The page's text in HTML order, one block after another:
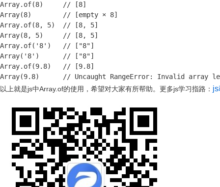
Array.of(8)     // [8]
Array(8)        // [empty × 8]
Array.of(8, 5)  // [8, 5]
Array(8, 5)     // [8, 5]
Array.of('8')   // ["8"]
Array('8')      // ["8"]
Array.of(9.8)   // [9.8]
Array(9.8)      // Uncaught RangeError: Invalid array
以上就是js中Array.of的使用，希望对大家有所帮助。 更多js学习指路：